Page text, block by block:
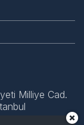
Milliye Cad.